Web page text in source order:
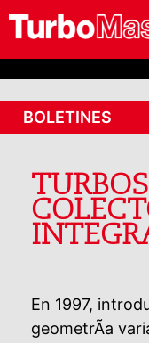
BOLETINES
En 1997,
geometrÃ­a